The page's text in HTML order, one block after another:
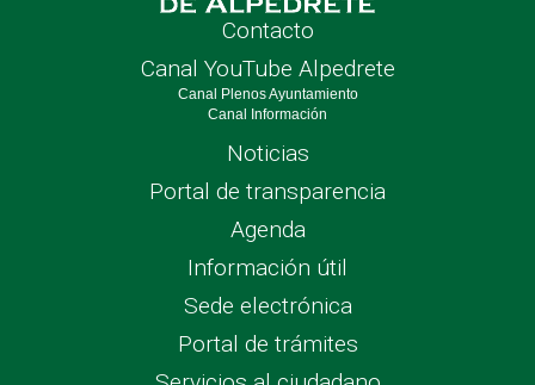
Contacto
Canal YouTube Alpedrete
Canal Plenos Ayuntamiento
Canal Información
Noticias
Portal de transparencia
Agenda
Información útil
Sede electrónica
Portal de trámites